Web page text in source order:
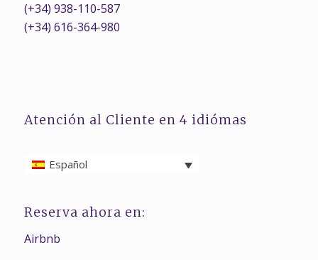
(+34) 938-110-587
(+34) 616-364-980
Atención al Cliente en 4 idiómas
Español
Reserva ahora en:
Airbnb